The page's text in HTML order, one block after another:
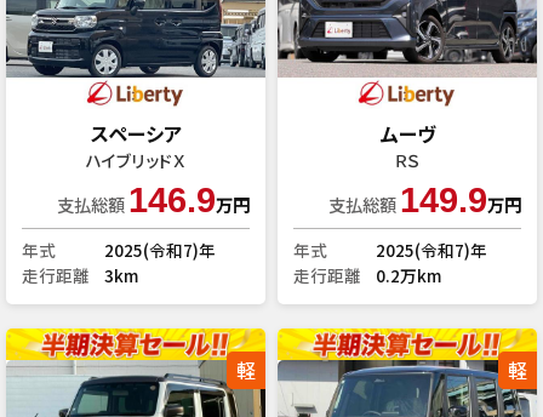
スペーシア
ハイブリッドＸ
支払総額146.9万円
年式
2025(令和7)年
走行距離
3km
ムーヴ
ＲＳ
支払総額149.9万円
年式
2025(令和7)年
走行距離
0.2万km
軽 軽